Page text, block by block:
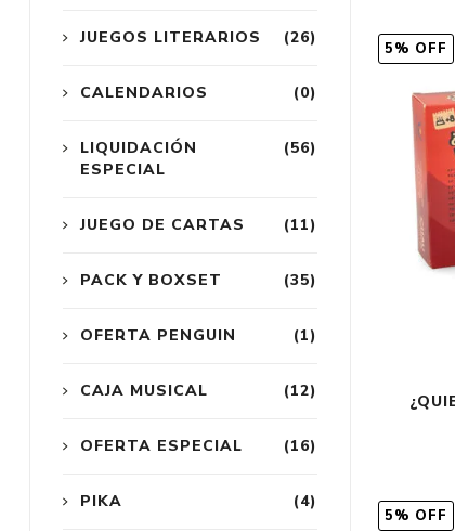
5% OFF
5% OFF
(26)
JUEGOS LITERARIOS
(0)
CALENDARIOS
(56)
LIQUIDACIÓN
ESPECIAL
(11)
JUEGO DE CARTAS
(35)
PACK Y BOXSET
(1)
OFERTA PENGUIN
(12)
CAJA MUSICAL
(16)
OFERTA ESPECIAL
(4)
PIKA